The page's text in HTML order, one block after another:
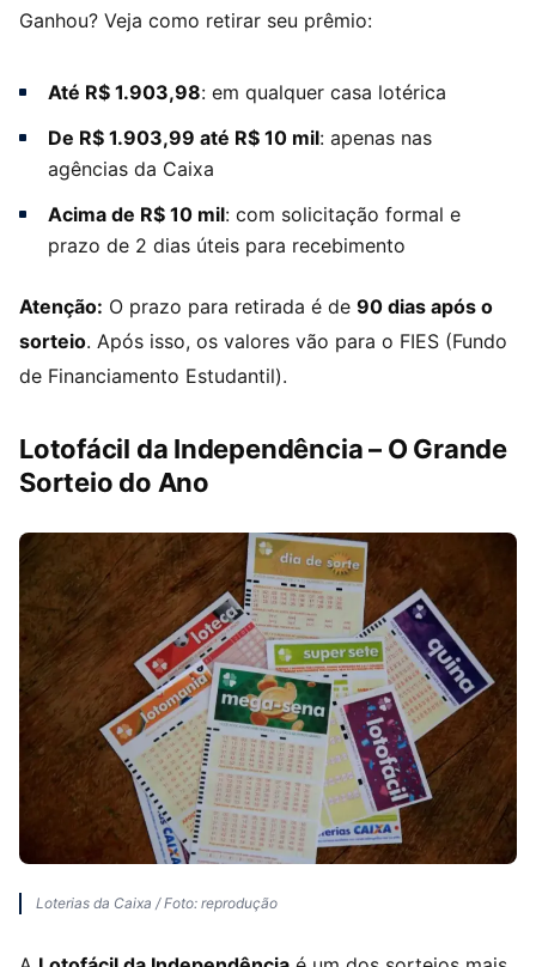
Ganhou? Veja como retirar seu prêmio:
Até R$ 1.903,98: em qualquer casa lotérica
De R$ 1.903,99 até R$ 10 mil: apenas nas
agências da Caixa
Acima de R$ 10 mil: com solicitação formal e
prazo de 2 dias úteis para recebimento
Atenção: O prazo para retirada é de 90 dias após o
sorteio. Após isso, os valores vão para o FIES (Fundo
de Financiamento Estudantil).
Lotofácil da Independência – O Grande
Sorteio do Ano
Loterias da Caixa / Foto: reprodução